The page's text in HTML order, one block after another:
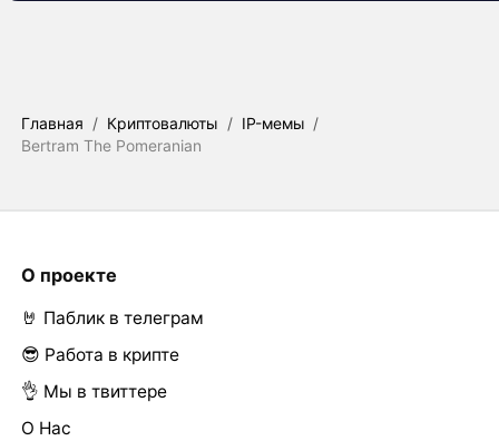
Главная / Криптовалюты / IP-мемы /
Bertram The Pomeranian
О проекте
🤘 Паблик в телеграм
😎 Работа в крипте
👌 Мы в твиттере
О Нас